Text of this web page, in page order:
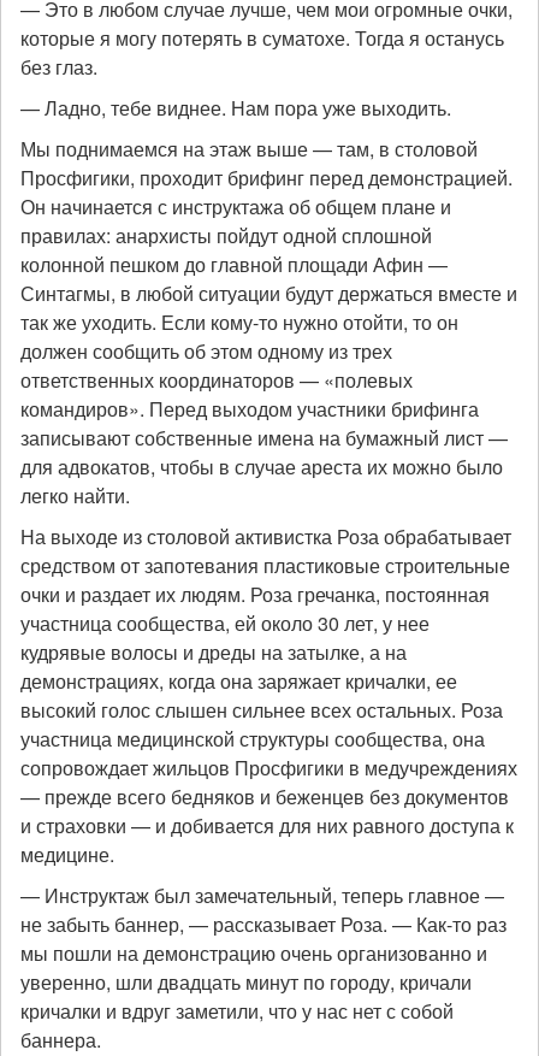
— Это в любом случае лучше, чем мои огромные очки,
которые я могу потерять в суматохе. Тогда я останусь
без глаз.
— Ладно, тебе виднее. Нам пора уже выходить.
Мы поднимаемся на этаж выше — там, в столовой
Просфигики, проходит брифинг перед демонстрацией.
Он начинается с инструктажа об общем плане и
правилах: анархисты пойдут одной сплошной
колонной пешком до главной площади Афин —
Синтагмы, в любой ситуации будут держаться вместе и
так же уходить. Если кому-то нужно отойти, то он
должен сообщить об этом одному из трех
ответственных координаторов — «полевых
командиров». Перед выходом участники брифинга
записывают собственные имена на бумажный лист —
для адвокатов, чтобы в случае ареста их можно было
легко найти.
На выходе из столовой активистка Роза обрабатывает
средством от запотевания пластиковые строительные
очки и раздает их людям. Роза гречанка, постоянная
участница сообщества, ей около 30 лет, у нее
кудрявые волосы и дреды на затылке, а на
демонстрациях, когда она заряжает кричалки, ее
высокий голос слышен сильнее всех остальных. Роза
участница медицинской структуры сообщества, она
сопровождает жильцов Просфигики в медучреждениях
— прежде всего бедняков и беженцев без документов
и страховки — и добивается для них равного доступа к
медицине.
— Инструктаж был замечательный, теперь главное —
не забыть баннер, — рассказывает Роза. — Как-то раз
мы пошли на демонстрацию очень организованно и
уверенно, шли двадцать минут по городу, кричали
кричалки и вдруг заметили, что у нас нет с собой
баннера.